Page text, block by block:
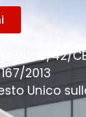
2006/42/
2013
Unico